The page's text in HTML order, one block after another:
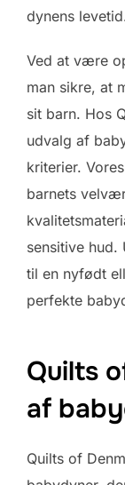
dynens
Ved at være
man sikre, at
sit barn. Hos
udvalg af
kriterier.
barnets
sensitive hud.
til en nyfødt
perfekte
Quilts
af
Quilts of